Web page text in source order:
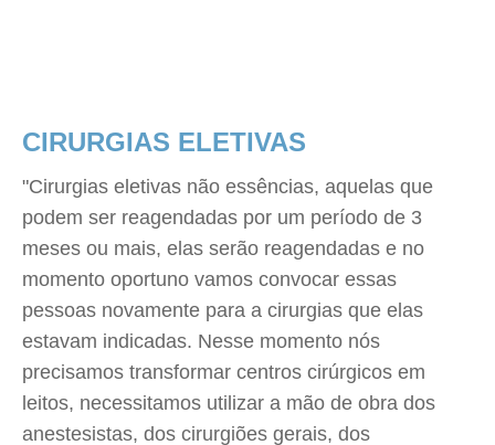
CIRURGIAS ELETIVAS
"Cirurgias eletivas não essências, aquelas que
podem ser reagendadas por um período de 3
meses ou mais, elas serão reagendadas e no
momento oportuno vamos convocar essas
pessoas novamente para a cirurgias que elas
estavam indicadas. Nesse momento nós
precisamos transformar centros cirúrgicos em
leitos, necessitamos utilizar a mão de obra dos
anestesistas, dos cirurgiões gerais, dos